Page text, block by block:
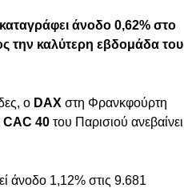
άνοδο 0,62% στο
την καλύτερη εβδομάδα του
ο DAX στη Φρανκφούρτη
CAC 40 του Παρισιού ανεβαίνει
άνοδο 1,12% στις 9.681